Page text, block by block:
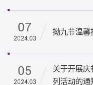
07
2024.03
拗九节温馨
05
2024.03
关于开展庆
列活动的通